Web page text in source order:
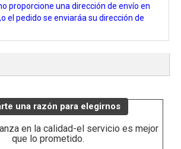
proporcione una dirección de envío en
el pedido se enviaráa su dirección de
una razón para elegirnos
en la calidad-el servicio es mejor
que lo prometido.